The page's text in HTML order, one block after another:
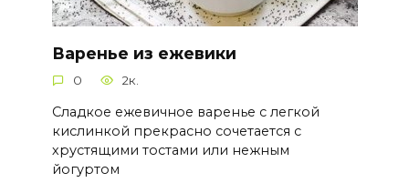
Варенье из ежевики
0 2к.
Сладкое ежевичное варенье с легкой
кислинкой прекрасно сочетается с
хрустящими тостами или нежным
йогуртом